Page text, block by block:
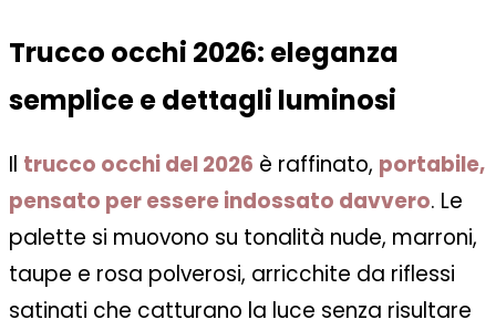
Trucco occhi 2026: eleganza
semplice e dettagli luminosi
Il trucco occhi del 2026 è raffinato, portabile,
pensato per essere indossato davvero. Le
palette si muovono su tonalità nude, marroni,
taupe e rosa polverosi, arricchite da riflessi
satinati che catturano la luce senza risultare